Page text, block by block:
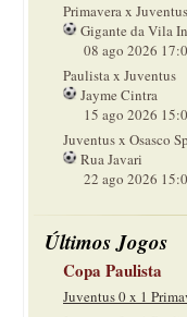
Primavera x Juventus
Gigante da Vila
08 ago 2026
Paulista x Juventus
Jayme Cintra
15 ago 2026
Juventus x Osasco
Rua Javari
22 ago 2026
Últimos Jogos
Copa Paulista
Juventus 0 x 1